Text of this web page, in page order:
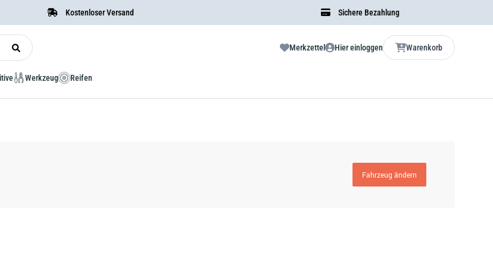
Kostenloser Versand Sichere Bezahlung
Merkzettel Hier einloggen Warenkorb
Werkzeug Reifen
Fahrzeug ändern